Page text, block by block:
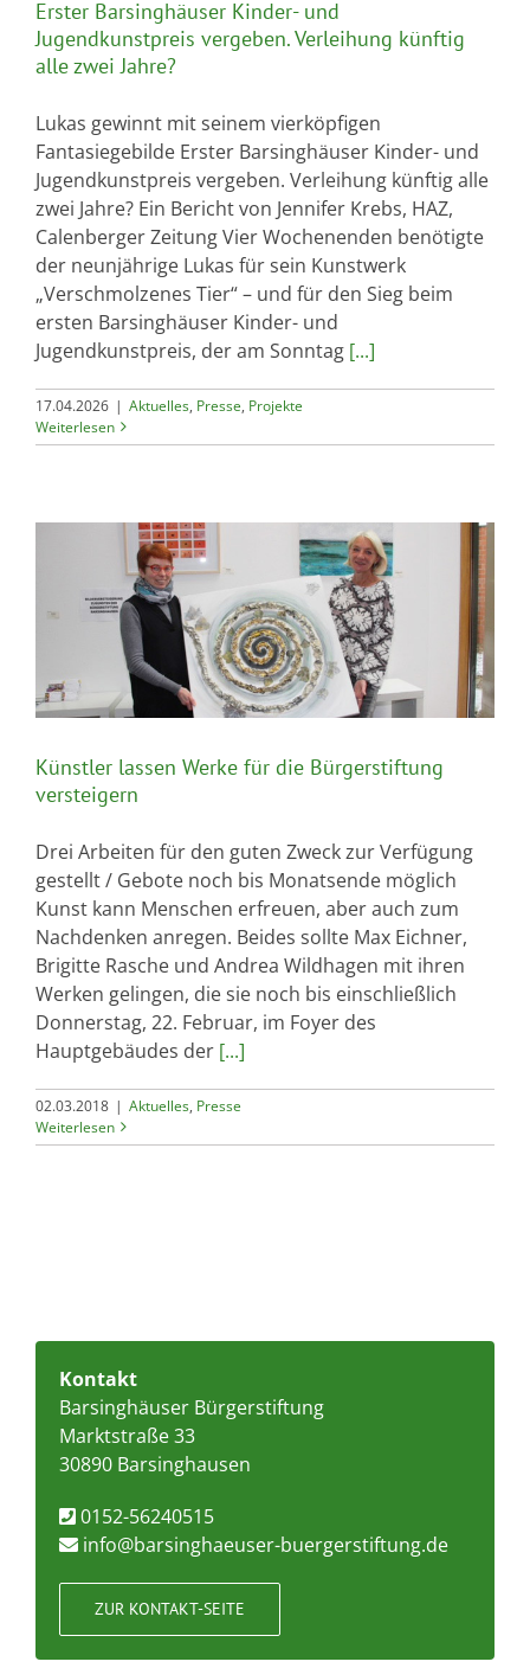
Erster Barsinghäuser Kinder- und
Jugendkunstpreis vergeben. Verleihung künftig
alle zwei Jahre?
Lukas gewinnt mit seinem vierköpfigen
Fantasiegebilde Erster Barsinghäuser Kinder- und
Jugendkunstpreis vergeben. Verleihung künftig alle
zwei Jahre? Ein Bericht von Jennifer Krebs, HAZ,
Calenberger Zeitung Vier Wochenenden benötigte
der neunjährige Lukas für sein Kunstwerk
„Verschmolzenes Tier“ – und für den Sieg beim
ersten Barsinghäuser Kinder- und
Jugendkunstpreis, der am Sonntag [...]
17.04.2026 | Aktuelles, Presse, Projekte
Weiterlesen
Künstler lassen Werke für die Bürgerstiftung
versteigern
Drei Arbeiten für den guten Zweck zur Verfügung
gestellt / Gebote noch bis Monatsende möglich
Kunst kann Menschen erfreuen, aber auch zum
Nachdenken anregen. Beides sollte Max Eichner,
Brigitte Rasche und Andrea Wildhagen mit ihren
Werken gelingen, die sie noch bis einschließlich
Donnerstag, 22. Februar, im Foyer des
Hauptgebäudes der [...]
02.03.2018 | Aktuelles, Presse
Weiterlesen
Kontakt
Barsinghäuser Bürgerstiftung
Marktstraße 33
30890 Barsinghausen
0152-56240515
info@barsinghaeuser-buergerstiftung.de
ZUR KONTAKT-SEITE